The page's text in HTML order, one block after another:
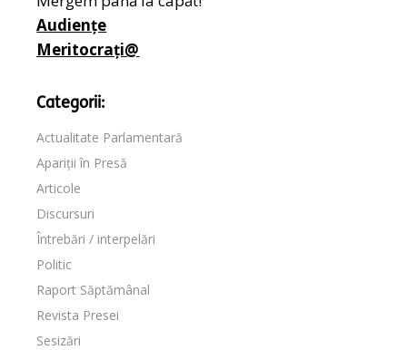
Audiențe
Meritocrați@
Categorii:
Actualitate Parlamentară
Apariții în Presă
Articole
Discursuri
Întrebări / interpelări
Politic
Raport Săptămânal
Revista Presei
Sesizări